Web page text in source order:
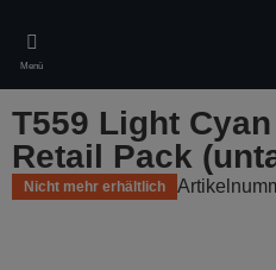
main
content
Menü
T559 Light
Retail Pack
Nicht mehr erhältlich